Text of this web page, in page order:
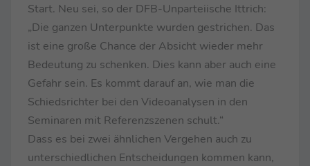
Start. Neu sei, so der DFB-Unparteiische Ittrich:
„Die ganzen Unterpunkte wurden gestrichen. Das
ist eine große Chance der Absicht wieder mehr
Bedeutung zu schenken. Dies kann aber auch eine
Gefahr sein. Es kommt darauf an, wie man die
Schiedsrichter bei den Videoanalysen in den
Seminaren mit Referenzszenen schult.“
Dass es bei zwei ähnlichen Vergehen auch zu
unterschiedlichen Entscheidungen kommen kann,